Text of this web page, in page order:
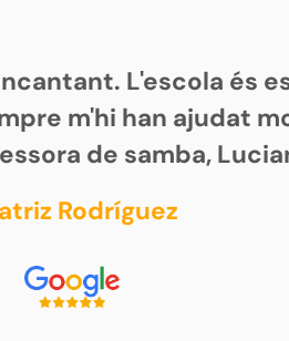
L'escola és
m'hi han ajudat
de samba,
Rodríguez